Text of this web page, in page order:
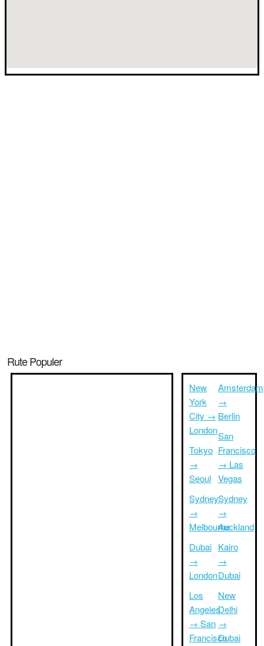
Rute Populer
New
York
City →
London
Tokyo
→
Seoul
Sydney
→
Melbourne
Dubai
→
London
Los
Angeles
→ San
Francisco
Amsterdam
→
Berlin
San
Francisco
→ Las
Vegas
Sydney
→
Auckland
Kairo
→
Dubai
New
Delhi
→
Dubai